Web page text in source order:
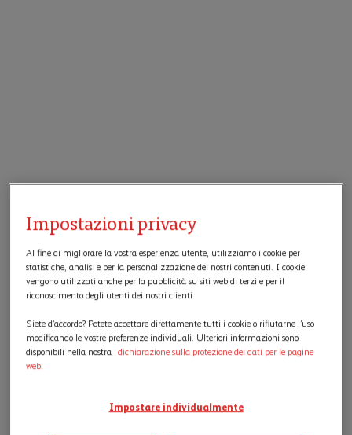
Impostazioni privacy
Al fine di migliorare la vostra esperienza utente, utilizziamo i cookie per
statistiche, analisi e per la personalizzazione dei nostri contenuti. I cookie
vengono utilizzati anche per la pubblicità su siti web di terzi e per il
riconoscimento degli utenti dei nostri clienti.
Siete d’accordo? Potete accettare direttamente tutti i cookie o rifiutarne l’uso
modificando le vostre preferenze individuali. Ulteriori informazioni sono
disponibili nella nostra
dichiarazione sulla protezione dei dati per le pagine
web.
Impostare individualmente